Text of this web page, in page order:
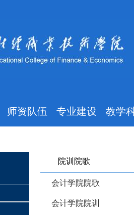
师资队伍 专业建设 教学
院训院歌
会计学院院歌
会计学院院训